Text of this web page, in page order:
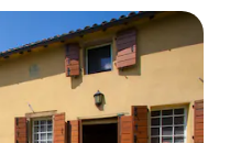
appréciés